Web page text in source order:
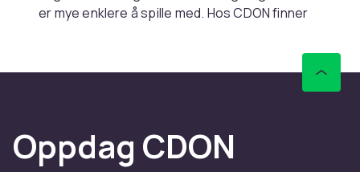
er mye enklere å spille med. Hos CDON finner
Velg riktig størrelse på ballen
størrelsen på ballen er tilpasset personen
som skal spille med den. De minste barna bør
Oppdag CDON